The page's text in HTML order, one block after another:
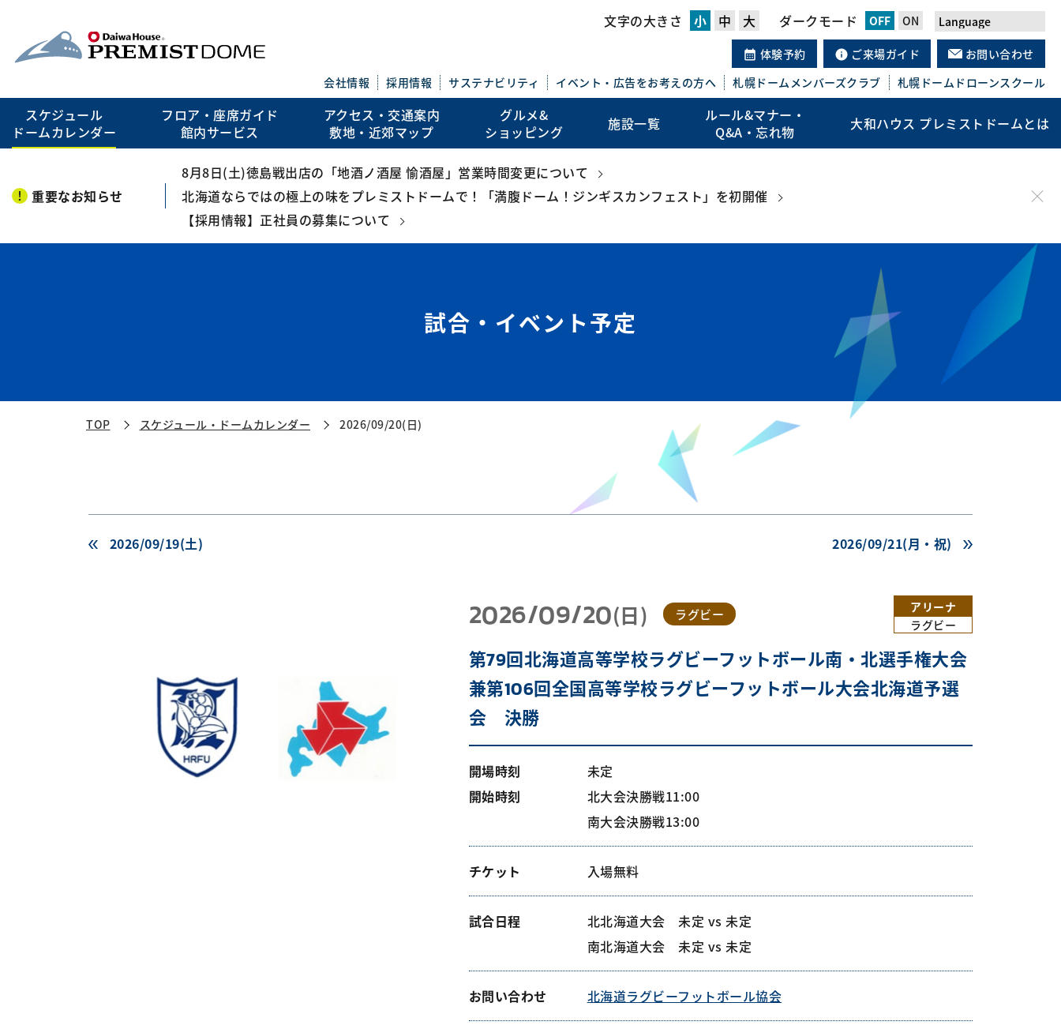
文字の大きさ 小 中 大 ダークモード
体験予約 ご来場ガイド
お問い合わせ
会社情報
採用情報 サステナビリティ イベント・広告をお考えの方へ 札幌ドーム メンバーズクラブ 札幌ドーム ドローンスクール
スケジュール
ドームカレンダー
フロア・座席ガイド
館内サービス
アクセス・交通案内
敷地・近郊マップ
グルメ&
ショッピング
施設一覧
ルール&マナー・
Q&A・忘れ物
大和ハウス プレミストドームとは
重要なお知らせ
8月8日(土)徳島戦出店の「地酒ノ酒屋 愉酒屋」営業時間変更について
北海道ならではの極上の味をプレミストドームで！「満腹ドーム！ジンギスカンフェスト」を初開催
【採用情報】正社員の募集について
試合・イベント予定
TOP スケジュール・ドームカレンダー 2026/09/20(日)
2026/09/19(土) 2026/09/21(月・祝)
2026/09/20(日) ラグビー
アリーナ
ラグビー
第79回北海道高等学校ラグビーフットボール南・北選手権大会
兼第106回全国高等学校ラグビーフットボール大会北海道予選
会 決勝
開場時刻
未定
開始時刻
北大会決勝戦11:00
南大会決勝戦13:00
チケット 入場無料
試合日程
北北海道大会 未定 vs 未定
南北海道大会 未定 vs 未定
お問い合わせ 北海道ラグビーフットボール協会